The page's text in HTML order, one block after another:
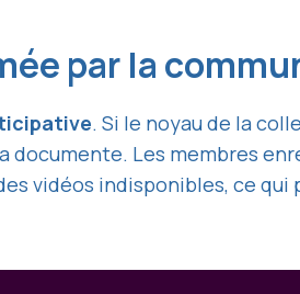
par la
. Si le noyau de la
documente. Les membres
vidéos indisponibles, ce